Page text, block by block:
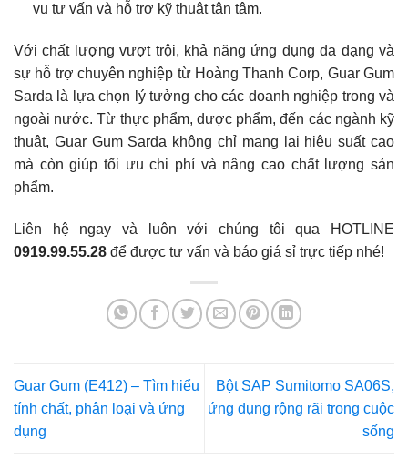
vụ tư vấn và hỗ trợ kỹ thuật tận tâm.
Với chất lượng vượt trội, khả năng ứng dụng đa dạng và
sự hỗ trợ chuyên nghiệp từ Hoàng Thanh Corp, Guar Gum
Sarda là lựa chọn lý tưởng cho các doanh nghiệp trong và
ngoài nước. Từ thực phẩm, dược phẩm, đến các ngành kỹ
thuật, Guar Gum Sarda không chỉ mang lại hiệu suất cao
mà còn giúp tối ưu chi phí và nâng cao chất lượng sản
phẩm.
Liên hệ ngay và luôn với chúng tôi qua HOTLINE
0919.99.55.28 để được tư vấn và báo giá sỉ trực tiếp nhé!
Guar Gum (E412) – Tìm hiểu
tính chất, phân loại và ứng
dụng
Bột SAP Sumitomo SA06S,
ứng dụng rộng rãi trong cuộc
sống